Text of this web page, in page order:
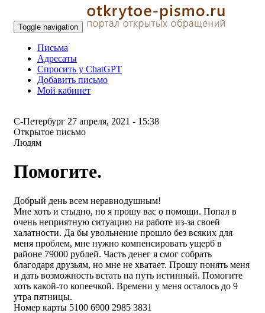
Toggle navigation
Письма
Адресаты
Спросить у ChatGPT
Добавить письмо
Мой кабинет
С-Петербург 27 апреля, 2021 - 15:38
Открытое письмо
Людям
Помогите.
Добрый день всем неравнодушным!
Мне хоть и стыдно, но я прошу вас о помощи. Попал в
очень неприятную ситуацию на работе из-за своей
халатности. Да бы увольнение прошло без всяких для
меня проблем, мне нужно компенсировать ущерб в
районе 79000 рублей. Часть денег я смог собрать
благодаря друзьям, но мне не хватает. Прошу понять меня
и дать возможность встать на путь истинный. Помогите
хоть какой-то копеечкой. Времени у меня осталось до 9
утра пятницы.
Номер карты 5100 6900 2985 3831